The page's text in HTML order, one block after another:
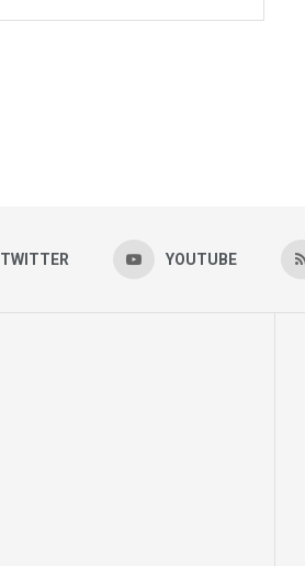
TWITTER YOUTUBE